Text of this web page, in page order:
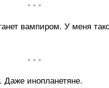
• • •
вампиром. У меня
• • •
Даже инопланетяне.